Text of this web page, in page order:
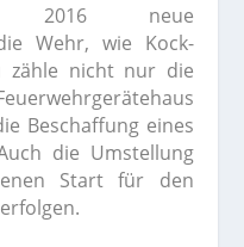
2016 neue
Wehr, wie Kock-
zähle nicht nur die
Beschaffung eines
die Umstellung
Start für den